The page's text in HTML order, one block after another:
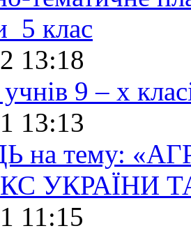
5 клас
13:18
9 – х
13:13
на тему:
УКРАЇНИ
11:15